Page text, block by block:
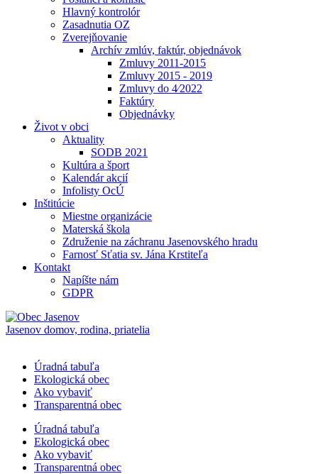
Hlavný kontrolór
Zasadnutia OZ
Zverejňovanie
Archív zmlúv, faktúr, objednávok
Zmluvy 2011-2015
Zmluvy 2015 - 2019
Zmluvy do 4⁄2022
Faktúry
Objednávky
Život v obci
Aktuality
SODB 2021
Kultúra a šport
Kalendár akcií
Infolisty OcÚ
Inštitúcie
Miestne organizácie
Materská škola
Združenie na záchranu Jasenovského hradu
Farnosť Sťatia sv. Jána Krstiteľa
Kontakt
Napíšte nám
GDPR
Jasenov domov, rodina, priatelia
Úradná tabuľa
Ekologická obec
Ako vybaviť
Transparentná obec
Úradná tabuľa
Ekologická obec
Ako vybaviť
Transparentná obec